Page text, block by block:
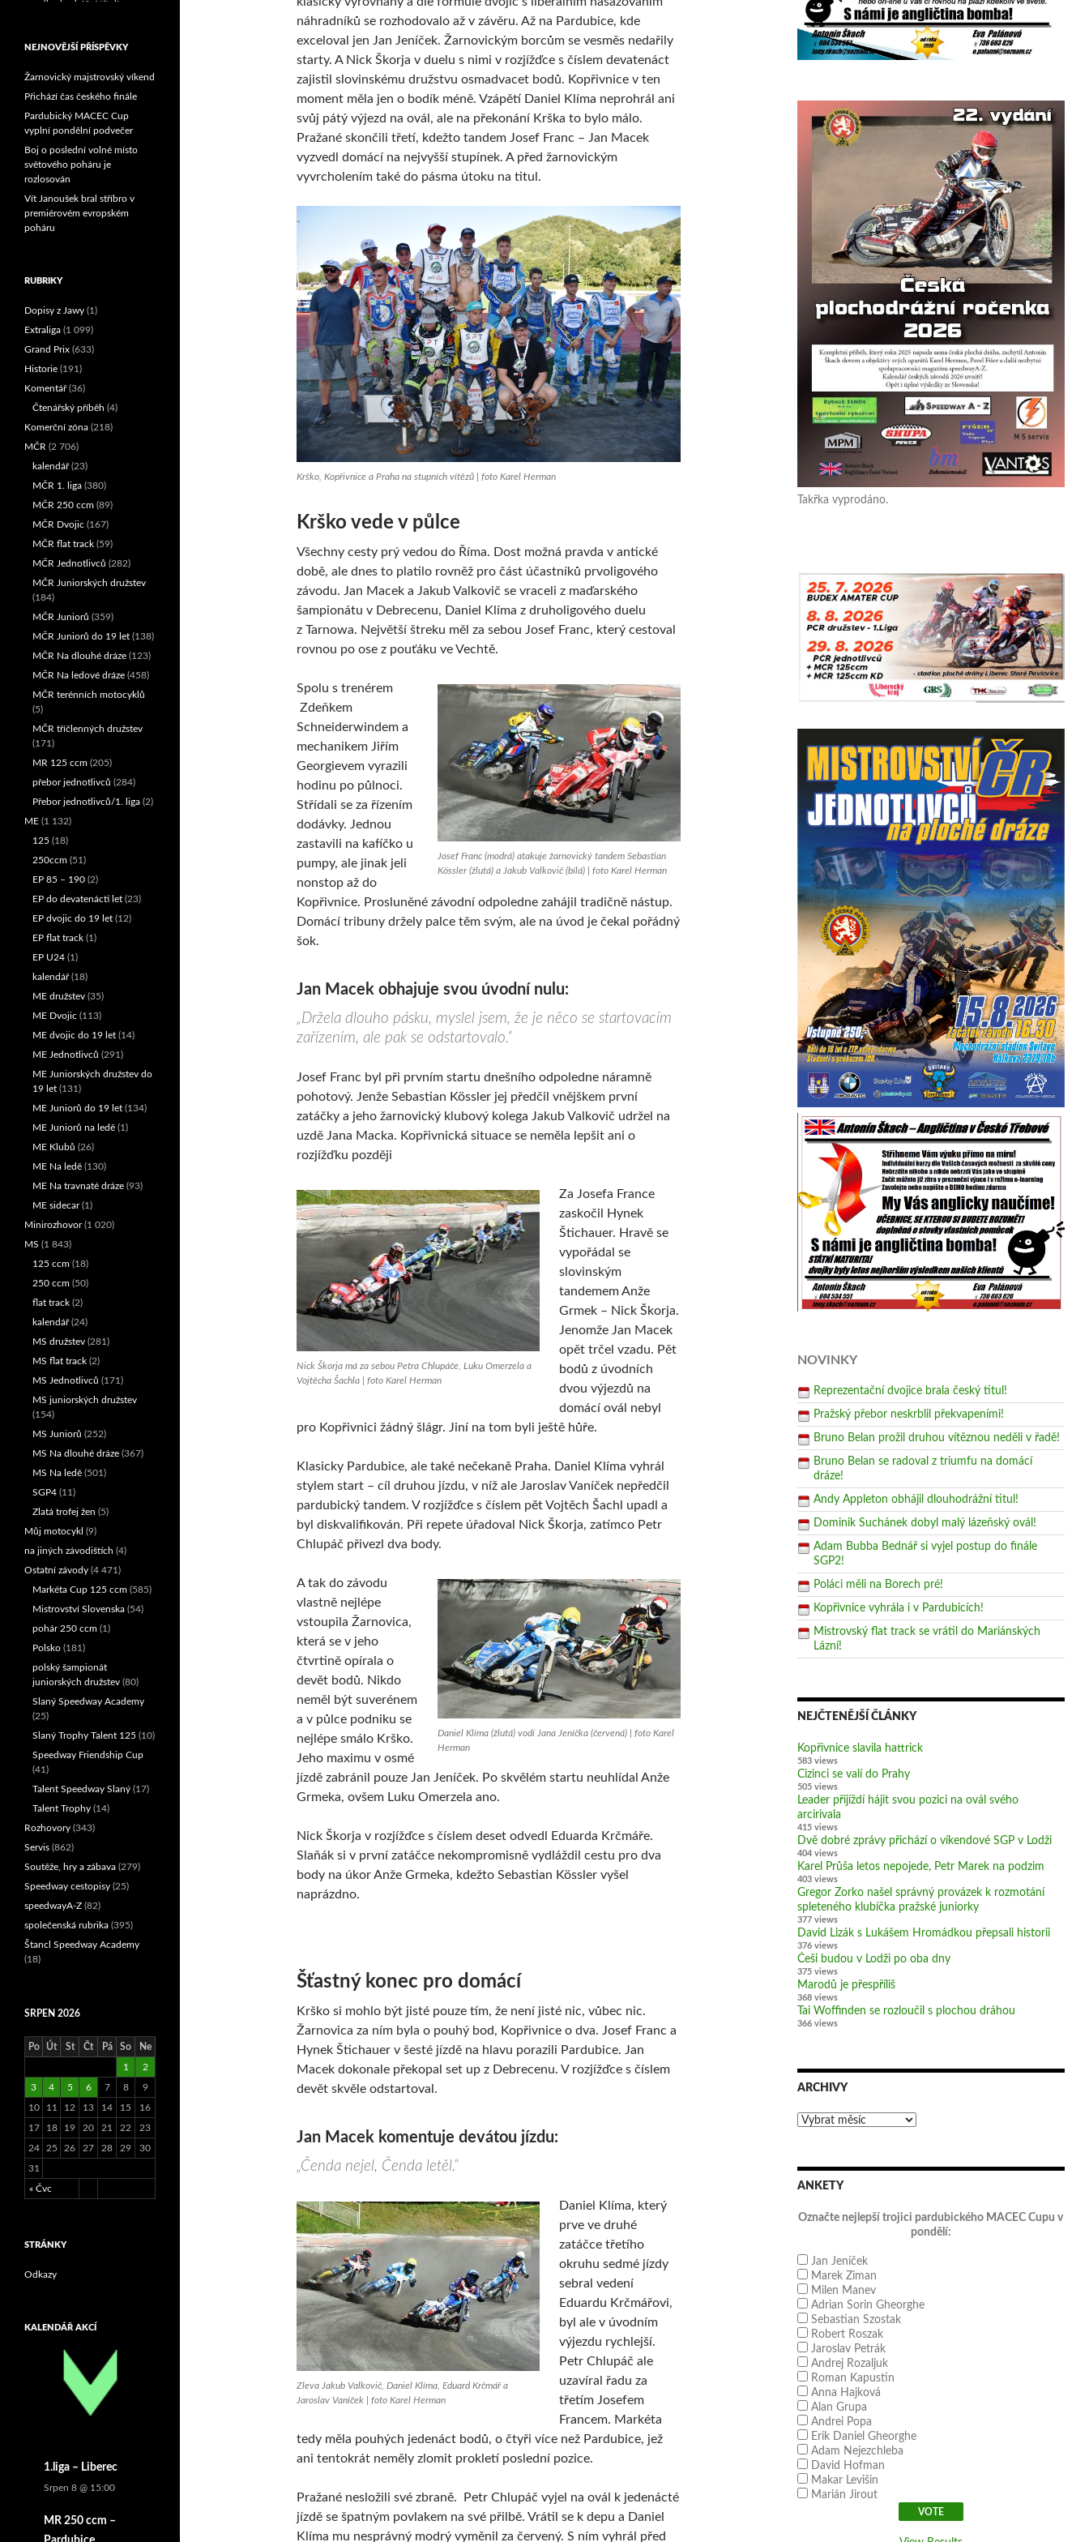
náhradníků se rozhodovalo až v závěru. Až na Pardubice, kde
exceloval jen Jan Jeníček. Žarnovickým borcům se vesměs nedařily
starty. A Nick Škorja v duelu s nimi v rozjížďce s číslem devatenáct
zajistil slovinskému družstvu osmadvacet bodů. Kopřivnice v ten
moment měla jen o bodík méně. Vzápětí Daniel Klíma neprohrál ani
svůj pátý výjezd na ovál, ale na překonání Krška to bylo málo.
Pražané skončili třetí, kdežto tandem Josef Franc – Jan Macek
vyzvedl domácí na nejvyšší stupínek. A před žarnovickým
vyvrcholením také do pásma útoku na titul.
Krško, Kopřivnice a Praha na stupních vítězů | foto Karel Herman
Krško vede v půlce
Všechny cesty prý vedou do Říma. Dost možná pravda v antické
době, ale dnes to platilo rovněž pro část účastníků prvoligového
závodu. Jan Macek a Jakub Valkovič se vraceli z maďarského
šampionátu v Debrecenu, Daniel Klíma z druholigového duelu
z Tarnowa. Největší štreku měl za sebou Josef Franc, který cestoval
rovnou po ose z pouťáku ve Vechtě.
Josef Franc (modrá) atakuje žarnovický tandem Sebastian
Kössler (žlutá) a Jakub Valkovič (bílá) | foto Karel Herman
Spolu s trenérem
Zdeňkem
Schneiderwindem a
mechanikem Jiřím
Georgievem vyrazili
hodinu po půlnoci.
Střídali se za řízením
dodávky. Jednou
zastavili na kafíčko u
pumpy, ale jinak jeli
nonstop až do
Kopřivnice. Prosluněné závodní odpoledne zahájil tradičně nástup.
Domácí tribuny držely palce těm svým, ale na úvod je čekal pořádný
šok.
Jan Macek obhajuje svou úvodní nulu:
„Držela dlouho pásku, myslel jsem, že je něco se startovacím
zařízením, ale pak se odstartovalo.“
Josef Franc byl při prvním startu dnešního odpoledne náramně
pohotový. Jenže Sebastian Kössler jej předčil vnějškem první
zatáčky a jeho žarnovický klubový kolega Jakub Valkovič udržel na
uzdě Jana Macka. Kopřivnická situace se neměla lepšit ani o
rozjížďku později
Nick Škorja má za sebou Petra Chlupáče, Luku Omerzela a
Vojtěcha Šachla | foto Karel Herman
Za Josefa France
zaskočil Hynek
Štichauer. Hravě se
vypořádal se
slovinským
tandemem Anže
Grmek – Nick Škorja.
Jenomže Jan Macek
opět trčel vzadu. Pět
bodů z úvodních
dvou výjezdů na
domácí ovál nebyl
pro Kopřivnici žádný šlágr. Jiní na tom byli ještě hůře.
Klasicky Pardubice, ale také nečekaně Praha. Daniel Klíma vyhrál
stylem start – cíl druhou jízdu, v níž ale Jaroslav Vaníček nepředčil
pardubický tandem. V rozjížďce s číslem pět Vojtěch Šachl upadl a
byl diskvalifikován. Při repete úřadoval Nick Škorja, zatímco Petr
Chlupáč přivezl dva body.
Daniel Klíma (žlutá) vodí Jana Jeníčka (červená) | foto Karel
Herman
A tak do závodu
vlastně nejlépe
vstoupila Žarnovica,
která se v jeho
čtvrtině opírala o
devět bodů. Nikdo
neměl být suverénem
a v půlce podniku se
nejlépe smálo Krško.
Jeho maximu v osmé
jízdě zabránil pouze Jan Jeníček. Po skvělém startu neuhlídal Anže
Grmeka, ovšem Luku Omerzela ano.
Nick Škorja v rozjížďce s číslem deset odvedl Eduarda Krčmáře.
Slaňák si v první zatáčce nekompromisně vydláždil cestu pro dva
body na úkor Anže Grmeka, kdežto Sebastian Kössler vyšel
naprázdno.
Šťastný konec pro domácí
Krško si mohlo být jisté pouze tím, že není jisté nic, vůbec nic.
Žarnovica za ním byla o pouhý bod, Kopřivnice o dva. Josef Franc a
Hynek Štichauer v šesté jízdě na hlavu porazili Pardubice. Jan
Macek dokonale překopal set up z Debrecenu. V rozjížďce s číslem
devět skvěle odstartoval.
Jan Macek komentuje devátou jízdu:
„Čenda nejel, Čenda letěl.“
Zleva Jakub Valkovič, Daniel Klíma, Eduard Krčmář a
Jaroslav Vaníček | foto Karel Herman
Daniel Klíma, který
prve ve druhé
zatáčce třetího
okruhu sedmé jízdy
sebral vedení
Eduardu Krčmářovi,
byl ale v úvodním
výjezdu rychlejší.
Petr Chlupáč ale
uzavíral řadu za
třetím Josefem
Francem. Markéta
tedy měla pouhých jedenáct bodů, o čtyři více než Pardubice, jež
ani tentokrát neměly zlomit prokletí poslední pozice.
Pražané nesložili své zbraně. Petr Chlupáč vyjel na ovál k jedenácté
jízdě se špatným povlakem na své přilbě. Vrátil se k depu a Daniel
Klíma mu nesprávný modrý vyměnil za červený. S ním vyhrál před
Takřka vyprodáno.
NOVINKY
Reprezentační dvojice brala český titul!
Pražský přebor neskrblil překvapeními!
Bruno Belan prožil druhou vítěznou neděli v řadě!
Bruno Belan se radoval z triumfu na domácí
dráze!
Andy Appleton obhájil dlouhodrážní titul!
Dominik Suchánek dobyl malý lázeňský ovál!
Adam Bubba Bednář si vyjel postup do finále
SGP2!
Poláci měli na Borech pré!
Kopřivnice vyhrála i v Pardubicích!
Mistrovský flat track se vrátil do Mariánských
Lázní!
NEJČTENĚJŠÍ ČLÁNKY
Kopřivnice slavila hattrick
583 views
Cizinci se valí do Prahy
505 views
Leader přijíždí hájit svou pozici na ovál svého
arcirivala
415 views
Dvě dobré zprávy přichází o víkendové SGP v Lodži
404 views
Karel Průša letos nepojede, Petr Marek na podzim
403 views
Gregor Zorko našel správný provázek k rozmotání
spleteného klubíčka pražské juniorky
377 views
David Lizák s Lukášem Hromádkou přepsali historii
376 views
Češi budou v Lodži po oba dny
375 views
Marodů je přespříliš
368 views
Tai Woffinden se rozloučil s plochou dráhou
366 views
ARCHIVY
Archivy
ANKETY
Označte nejlepší trojici pardubického MACEC Cupu v
pondělí:
Jan Jeníček
Marek Ziman
Milen Manev
Adrian Sorin Gheorghe
Sebastian Szostak
Robert Roszak
Jaroslav Petrák
Andrej Rozaljuk
Roman Kapustin
Anna Hajková
Alan Grupa
Andrei Popa
Erik Daniel Gheorghe
Adam Nejezchleba
David Hofman
Makar Levišin
Marián Jirout
NEJNOVĚJŠÍ PŘÍSPĚVKY
Žarnovický majstrovský víkend
Přichází čas českého finále
Pardubický MACEC Cup
vyplní pondělní podvečer
Boj o poslední volné místo
světového poháru je
rozlosován
Vít Janoušek bral stříbro v
premiérovém evropském
poháru
RUBRIKY
Dopisy z Jawy (1)
Extraliga (1 099)
Grand Prix (633)
Historie (191)
Komentář(36)
Čtenářský příběh (4)
Komerční zóna (218)
MČR (2 706)
kalendář(23)
MČR 1. liga (380)
MČR 250 ccm (89)
MČR Dvojic (167)
MČR flat track (59)
MČR Jednotlivců (282)
MČR Juniorských družstev
(184)
MČR Juniorů (359)
MČR Juniorů do 19 let (138)
MČR Na dlouhé dráze (123)
MČR Na ledové dráze (458)
MČR terénních motocyklů
(5)
MČR tříčlenných družstev
(171)
MR 125 ccm (205)
přebor jednotlivců (284)
Přebor jednotlivců/1. liga (2)
ME (1 132)
125 (18)
250ccm (51)
EP 85 – 190 (2)
EP do devatenácti let (23)
EP dvojic do 19 let (12)
EP flat track (1)
EP U24 (1)
kalendář(18)
ME družstev (35)
ME Dvojic (113)
ME dvojic do 19 let (14)
ME Jednotlivců (291)
ME Juniorských družstev do
19 let (131)
ME Juniorů do 19 let (134)
ME Juniorů na ledě (1)
ME Klubů (26)
ME Na ledě (130)
ME Na travnaté dráze (93)
ME sidecar(1)
Minirozhovor(1 020)
MS (1 843)
125 ccm (18)
250 ccm (50)
flat track (2)
kalendář(24)
MS družstev (281)
MS flat track (2)
MS Jednotlivců (171)
MS juniorských družstev
(154)
MS Juniorů (252)
MS Na dlouhé dráze (367)
MS Na ledě (501)
SGP4 (11)
Zlatá trofej žen (5)
Můj motocykl (9)
na jiných závodištích (4)
Ostatní závody (4 471)
Markéta Cup 125 ccm (585)
Mistrovství Slovenska (54)
pohár 250 ccm (1)
Polsko (181)
polský šampionát
juniorských družstev (80)
Slaný Speedway Academy
(25)
Slaný Trophy Talent 125 (10)
Speedway Friendship Cup
(41)
Talent Speedway Slaný (17)
Talent Trophy (14)
Rozhovory (343)
Servis (862)
Soutěže, hry a zábava (279)
Speedway cestopisy (25)
speedwayA-Z (82)
společenská rubrika (395)
Štancl Speedway Academy
(18)
SRPEN 2026
Po Út St Čt Pá So Ne
« Čvc
1 2
3 4 5 6 7 8 9
10 11 12 13 14 15 16
17 18 19 20 21 22 23
24 25 26 27 28 29 30
31
STRÁNKY
Odkazy
KALENDÁŘ AKCÍ
1.liga – Liberec
Srpen 8 @ 15:00
MR 250 ccm –